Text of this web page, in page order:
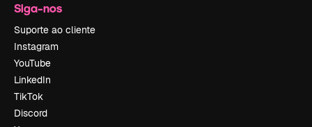
Siga-nos
Suporte ao cliente
Instagram
YouTube
LinkedIn
TikTok
Discord